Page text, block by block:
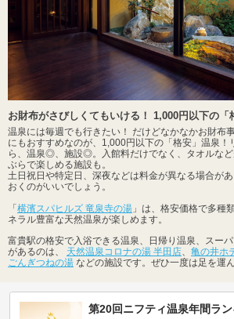
お財布がさびしくてもいける！ 1,000円以下の「
温泉には毎週でも行きたい！ だけどなかなかお財布
にもおすすめなのが、1,000円以下の「格安」温泉！
ら、温泉◎、施設◎。入館料だけでなく、タオルな
ぶらで楽しめる施設も。
土日祝日や特定日、深夜などは料金が異なる場合が
おくのがいいでしょう。
「 横濱スパヒルズ 竜泉寺の湯 」は、格安価格で多種
ネラル豊富な天然温泉が楽しめます。
富貴駅の格安で入浴できる温泉、日帰り温泉、スー
があるのは、 天然温泉コロナの湯 半田店、 亀の井ホ
ごんぎつねの湯 などの施設です。ぜひ一度は足を運
第20回ニフティ温泉年間ラ